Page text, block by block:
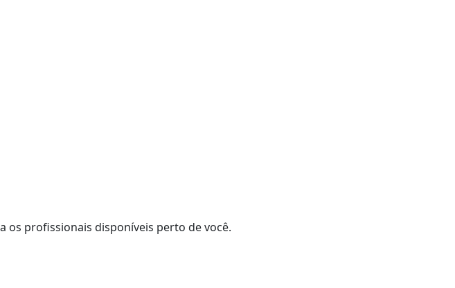
os profissionais disponíveis perto de você.